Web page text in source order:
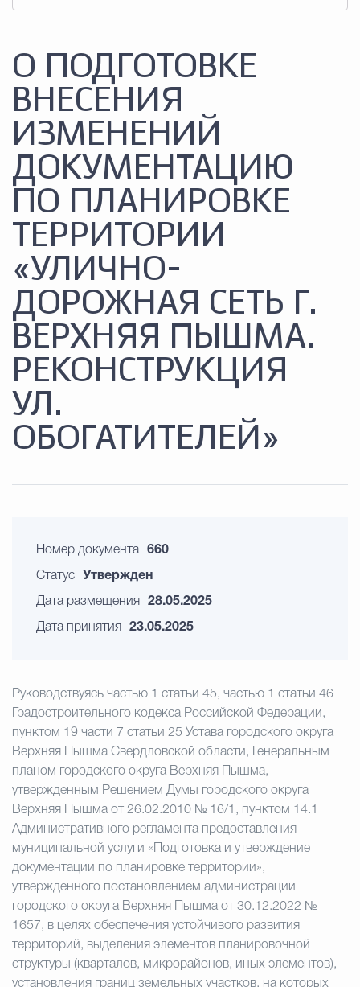
О ПОДГОТОВКЕ
ВНЕСЕНИЯ
ИЗМЕНЕНИЙ
ДОКУМЕНТАЦИЮ
ПО ПЛАНИРОВКЕ
ТЕРРИТОРИИ
«УЛИЧНО-
ДОРОЖНАЯ СЕТЬ Г.
ВЕРХНЯЯ ПЫШМА.
РЕКОНСТРУКЦИЯ
УЛ.
ОБОГАТИТЕЛЕЙ»
Номер документа 660
Статус Утвержден
Дата размещения 28.05.2025
Дата принятия 23.05.2025
Руководствуясь частью 1 статьи 45, частью 1 статьи 46
Градостроительного кодекса Российской Федерации,
пунктом 19 части 7 статьи 25 Устава городского округа
Верхняя Пышма Свердловской области, Генеральным
планом городского округа Верхняя Пышма,
утвержденным Решением Думы городского округа
Верхняя Пышма от 26.02.2010 № 16/1, пунктом 14.1
Административного регламента предоставления
муниципальной услуги «Подготовка и утверждение
документации по планировке территории»,
утвержденного постановлением администрации
городского округа Верхняя Пышма от 30.12.2022 №
1657, в целях обеспечения устойчивого развития
территорий, выделения элементов планировочной
структуры (кварталов, микрорайонов, иных элементов),
установления границ земельных участков, на которых